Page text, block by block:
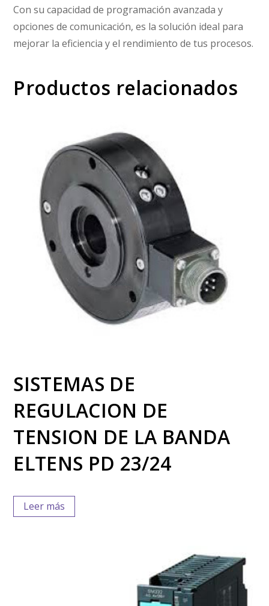
Con su capacidad de programación avanzada y
opciones de comunicación, es la solución ideal para
mejorar la eficiencia y el rendimiento de tus procesos.
Productos relacionados
SISTEMAS DE
REGULACION DE
TENSION DE LA BANDA
ELTENS PD 23/24
Leer más